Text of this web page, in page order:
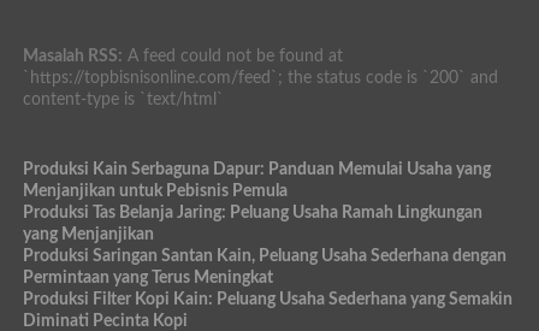
Masalah RSS: A feed could not be found at
`https://topbisnisonline.com/feed`; the status code is `200` and
content-type is `text/html`
Produksi Kain Serbaguna Dapur: Panduan Memulai Usaha yang
Menjanjikan untuk Pebisnis Pemula
Produksi Tas Belanja Jaring: Peluang Usaha Ramah Lingkungan
yang Menjanjikan
Produksi Saringan Santan Kain, Peluang Usaha Sederhana dengan
Permintaan yang Terus Meningkat
Produksi Filter Kopi Kain: Peluang Usaha Sederhana yang Semakin
Diminati Pecinta Kopi